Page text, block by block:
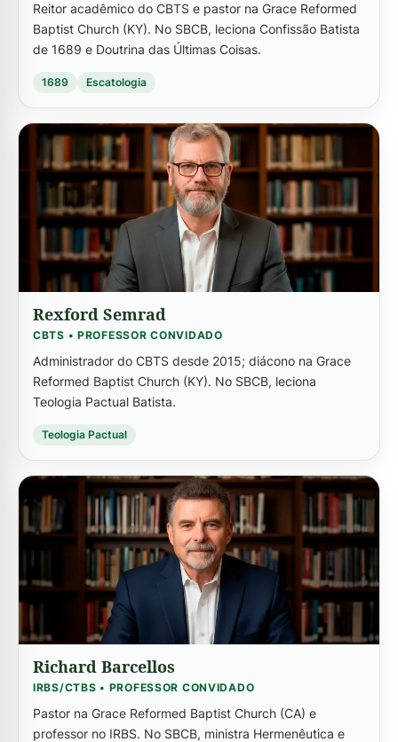
Reitor acadêmico do CBTS e pastor na Grace Reformed
Baptist Church (KY). No SBCB, leciona Confissão Batista
de 1689 e Doutrina das Últimas Coisas.
1689 Escatologia
-->
Rexford Semrad
CBTS • PROFESSOR CONVIDADO
Administrador do CBTS desde 2015; diácono na Grace
Reformed Baptist Church (KY). No SBCB, leciona
Teologia Pactual Batista.
Teologia Pactual
-->
Richard Barcellos
IRBS/CTBS • PROFESSOR CONVIDADO
Pastor na Grace Reformed Baptist Church (CA) e
professor no IRBS. No SBCB, ministra Hermenêutica e